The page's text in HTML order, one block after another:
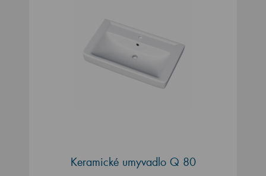
Keramické umyvadlo Q 80